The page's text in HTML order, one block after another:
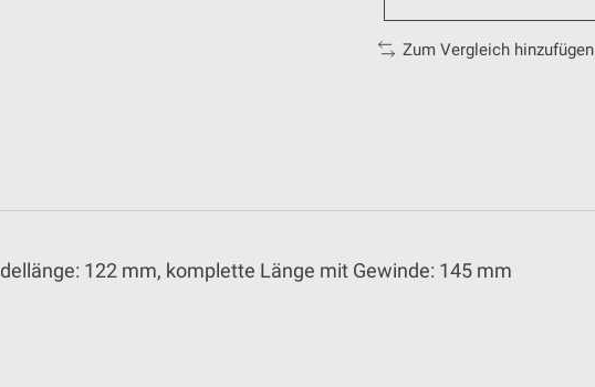
Zum Vergleich hinzufügen
122 mm, komplette Länge mit Gewinde: 145 mm